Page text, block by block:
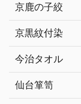
京鹿の子絞
京黒紋付染
今治タオル
仙台箪笥